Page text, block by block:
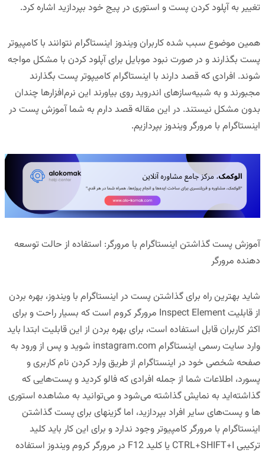
تغییر به آپلود کردن پست و استوری در پیج خود بپردازید اشاره کرد.
همین موضوع سبب شده کاربران ویندوز اینستاگرام نتوانند با کامپیوتر
پست بگذارند و در صورت نبود موبایل برای آپلود کردن با مشکل مواجه
شوند. افرادی که قصد دارند با اینستاگرام کامیپوتر پست بگذارند
مجبورند و به شبیه‌سازهای اندروید روی بیاورند این نرم‌افزارها چندان
بدون مشکل نیستند. در این مقاله قصد دارم به شما آموزش پست در
اینستاگرام با مرورگر ویندوز بپردازیم.
آموزش پست گذاشتن اینستاگرام با مرورگر: استفاده از حالت توسعه
دهنده مرورگر
شاید بهترین راه برای گذاشتن پست در اینستاگرام با ویندوز، بهره بردن
از قابلیت Inspect Element مرورگر کروم است که بسیار راحت و برای
اکثر کاربران قابل استفاده است، برای بهره بردن از این قابلیت ابتدا باید
وارد سایت رسمی اینستاگرام instagram.com شوید و پس از ورود به
صفحه شخصی خود در اینستاگرام از طریق وارد کردن نام کاربری و
پسورد، اطلاعات شما از جمله افرادی که فالو کردید و پست‌هایی که
گذاشته‌اید به نمایش گذاشته می‌شود و می‌توانید به مشاهده استوری
ها و پست‌های سایر افراد بپردازید، اما گزینه­ای برای پست گذاشتن
اینستاگرام با مرورگر کامپیوتر وجود ندارد و برای این کار باید کلید
ترکیبی CTRL+SHIFT+I یا کلید F12 در مرورگر کروم ویندوز استفاده